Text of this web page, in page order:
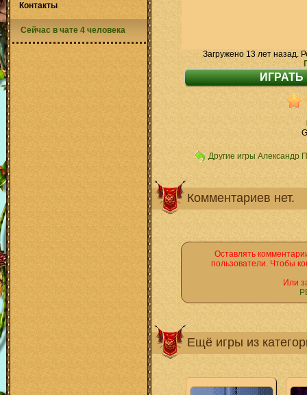
Загружено 13 лет назад.
Другие игры Александр
Комментариев нет.
Оставлять
пользователи. Чтобы
Или
Ещё игры из
Контакты
Сейчас в чате 4 человека